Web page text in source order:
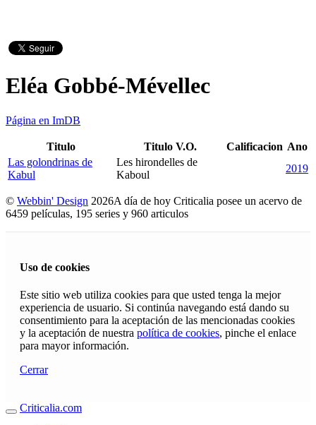
Eléa Gobbé-Mévellec
Página en ImDB
Titulo Titulo V.O. Calificacion Ano
Las golondrinas de
Kabul
Les hirondelles de
Kaboul
2019
© Webbin' Design 2026A día de hoy Criticalia posee un acervo de
6459 películas, 195 series y 960 articulos
Uso de cookies
Este sitio web utiliza cookies para que usted tenga la mejor
experiencia de usuario. Si continúa navegando está dando su
consentimiento para la aceptación de las mencionadas cookies
y la aceptación de nuestra política de cookies, pinche el enlace
para mayor información.
Cerrar
Criticalia.com